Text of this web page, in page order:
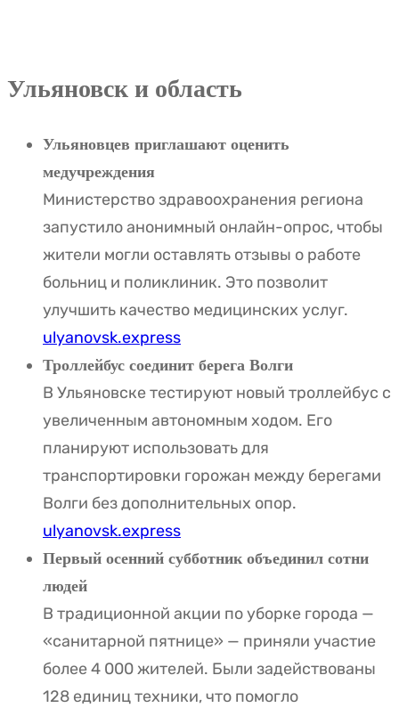
Ульяновск и область
Ульяновцев приглашают оценить
медучреждения
Министерство здравоохранения региона
запустило анонимный онлайн-опрос, чтобы
жители могли оставлять отзывы о работе
больниц и поликлиник. Это позволит
улучшить качество медицинских услуг.
ulyanovsk.express
Троллейбус соединит берега Волги
В Ульяновске тестируют новый троллейбус с
увеличенным автономным ходом. Его
планируют использовать для
транспортировки горожан между берегами
Волги без дополнительных опор.
ulyanovsk.express
Первый осенний субботник объединил сотни
людей
В традиционной акции по уборке города —
«санитарной пятнице» — приняли участие
более 4 000 жителей. Были задействованы
128 единиц техники, что помогло